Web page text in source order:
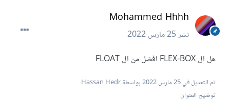
Mohammed Hhhh
نشر25 مارس 2022
هل ال FLEX-BOX افضل من ال FLOAT
تم التعديل في25 مارس 2022
بواسطة Hassan Hedr
توضيح العنوان